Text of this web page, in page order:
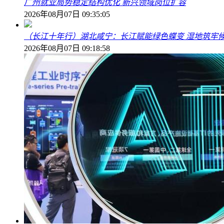
广州就业局势稳定结构优化 新兴领域岗位扩容
2026年08月07日 09:35:05
（长江十年行）湖北咸宁：长江赋能绿色蝶变 湿地筑牢
2026年08月07日 09:18:58